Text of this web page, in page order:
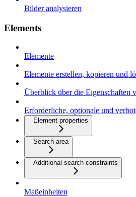
Bilder analysieren
Elements
Elemente
Elemente erstellen, kopieren und
Überblick über die Eigenschaften
Erforderliche, optionale und
Element properties
Search area
Additional search constraints
Maßeinheiten